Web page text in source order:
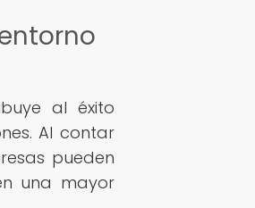
al éxito
Al contar
pueden
una mayor